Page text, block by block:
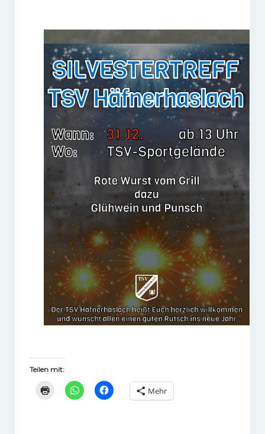
Männerfit
Mitglied werden
Fanshop
Kooperationen
Teilen mit:
Mehr